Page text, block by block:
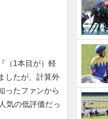
（1本目が）軽
したが、計算外
ったファンから
気の低評価だっ